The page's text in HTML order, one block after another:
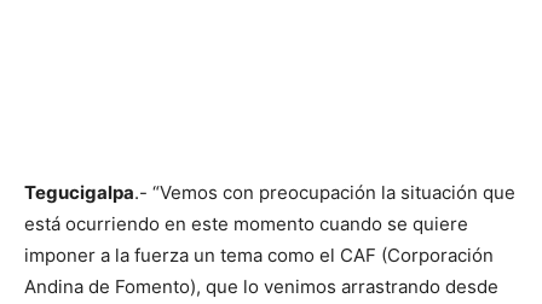
Tegucigalpa.- “Vemos con preocupación la situación que
está ocurriendo en este momento cuando se quiere
imponer a la fuerza un tema como el CAF (Corporación
Andina de Fomento), que lo venimos arrastrando desde